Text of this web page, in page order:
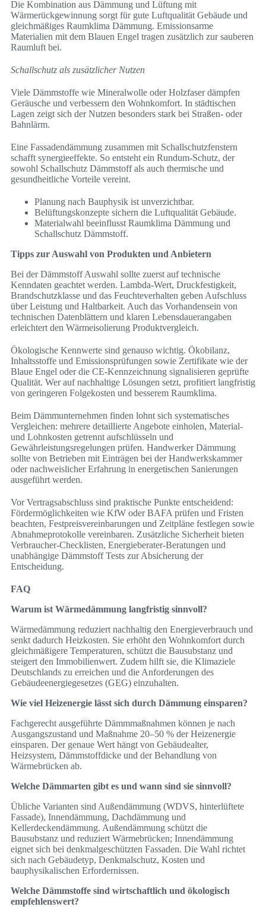
Die Kombination aus Dämmung und Lüftung mit
Wärmerückgewinnung sorgt für gute Luftqualität Gebäude und
gleichmäßiges Raumklima Dämmung. Emissionsarme
Materialien mit dem Blauen Engel tragen zusätzlich zur sauberen
Raumluft bei.
Schallschutz als zusätzlicher Nutzen
Viele Dämmstoffe wie Mineralwolle oder Holzfaser dämpfen
Geräusche und verbessern den Wohnkomfort. In städtischen
Lagen zeigt sich der Nutzen besonders stark bei Straßen- oder
Bahnlärm.
Eine Fassadendämmung zusammen mit Schallschutzfenstern
schafft synergieeffekte. So entsteht ein Rundum-Schutz, der
sowohl Schallschutz Dämmstoff als auch thermische und
gesundheitliche Vorteile vereint.
Planung nach Bauphysik ist unverzichtbar.
Belüftungskonzepte sichern die Luftqualität Gebäude.
Materialwahl beeinflusst Raumklima Dämmung und
Schallschutz Dämmstoff.
Tipps zur Auswahl von Produkten und Anbietern
Bei der Dämmstoff Auswahl sollte zuerst auf technische
Kenndaten geachtet werden. Lambda-Wert, Druckfestigkeit,
Brandschutzklasse und das Feuchteverhalten geben Aufschluss
über Leistung und Haltbarkeit. Auch das Vorhandensein von
technischen Datenblättern und klaren Lebensdauerangaben
erleichtert den Wärmeisolierung Produktvergleich.
Ökologische Kennwerte sind genauso wichtig. Ökobilanz,
Inhaltsstoffe und Emissionsprüfungen sowie Zertifikate wie der
Blaue Engel oder die CE-Kennzeichnung signalisieren geprüfte
Qualität. Wer auf nachhaltige Lösungen setzt, profitiert langfristig
von geringeren Folgekosten und besserem Raumklima.
Beim Dämmunternehmen finden lohnt sich systematisches
Vergleichen: mehrere detaillierte Angebote einholen, Material-
und Lohnkosten getrennt aufschlüsseln und
Gewährleistungsregelungen prüfen. Handwerker Dämmung
sollte von Betrieben mit Einträgen bei der Handwerkskammer
oder nachweislicher Erfahrung in energetischen Sanierungen
ausgeführt werden.
Vor Vertragsabschluss sind praktische Punkte entscheidend:
Fördermöglichkeiten wie KfW oder BAFA prüfen und Fristen
beachten, Festpreisvereinbarungen und Zeitpläne festlegen sowie
Abnahmeprotokolle vereinbaren. Zusätzliche Sicherheit bieten
Verbraucher-Checklisten, Energieberater-Beratungen und
unabhängige Dämmstoff Tests zur Absicherung der
Entscheidung.
FAQ
Warum ist Wärmedämmung langfristig sinnvoll?
Wärmedämmung reduziert nachhaltig den Energieverbrauch und
senkt dadurch Heizkosten. Sie erhöht den Wohnkomfort durch
gleichmäßigere Temperaturen, schützt die Bausubstanz und
steigert den Immobilienwert. Zudem hilft sie, die Klimaziele
Deutschlands zu erreichen und die Anforderungen des
Gebäudeenergiegesetzes (GEG) einzuhalten.
Wie viel Heizenergie lässt sich durch Dämmung einsparen?
Fachgerecht ausgeführte Dämmmaßnahmen können je nach
Ausgangszustand und Maßnahme 20–50 % der Heizenergie
einsparen. Der genaue Wert hängt von Gebäudealter,
Heizsystem, Dämmstoffdicke und der Behandlung von
Wärmebrücken ab.
Welche Dämmarten gibt es und wann sind sie sinnvoll?
Übliche Varianten sind Außendämmung (WDVS, hinterlüftete
Fassade), Innendämmung, Dachdämmung und
Kellerdeckendämmung. Außendämmung schützt die
Bausubstanz und reduziert Wärmebrücken; Innendämmung
eignet sich bei denkmalgeschützten Fassaden. Die Wahl richtet
sich nach Gebäudetyp, Denkmalschutz, Kosten und
bauphysikalischen Erfordernissen.
Welche Dämmstoffe sind wirtschaftlich und ökologisch
empfehlenswert?